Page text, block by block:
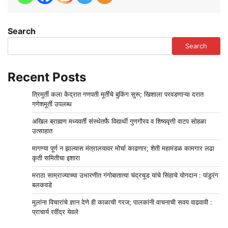
Search
Search
Recent Posts
त्रिमुर्ती कला केंद्रात गणपती मूर्तींचे बुकिंग सुरू; खिशाला परवडणाऱ्या दरात
गणेशमूर्ती उपलब्ध
अखिल ब्राह्मण मध्यवर्ती संस्थेतर्फे विद्यार्थी गुणगौरव व शिष्यवृत्ती वाटप सोहळा
उत्साहात
मागण्या पूर्ण न झाल्यास मंत्रालयावर मोर्चा काढणार; शेती महामंडळ कामगार लढा
कृती समितीचा इशारा
मराठा साम्राज्याच्या उभारणीत गंगोबातात्या चंद्रचूड यांचे सिंहाचे योगदान : पांडुरंग
बलकवडे
मुलांना विचारांचे ज्ञान देणे ही काळाची गरज; पालकांनी वाचनाची सवय वाढवावी :
प्राचार्य रवींद्र येवले